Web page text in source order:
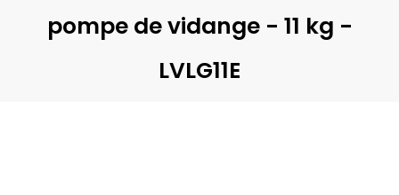
pompe de vidange - 11 kg -
LVLG11E